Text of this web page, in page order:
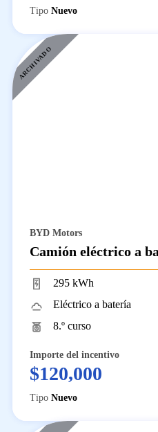
Tipo Nuevo
ARCHIVADO
BYD Motors
Camión eléctrico a
295 kWh
Eléctrico a batería
8.º curso
Importe del incentivo
$120,000
Tipo Nuevo